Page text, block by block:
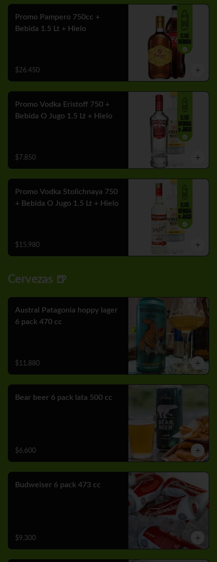
Promo Pampero 750cc +
Bebida 1.5 Lt + Hielo
$26.450
Promo Vodka Eristoff 750 +
Bebida O Jugo 1.5 Lt + Hielo
$7.850
Promo Vodka Stolichnaya 750
+ Bebida O Jugo 1.5 Lt + Hielo
$15.980
Cervezas 🍺
Austral Patagonia hoppy lager
6 pack 470 cc
$11.880
Bear beer 6 pack lata 500 cc
$6.600
Budweiser 6 pack 473 cc
$9.300